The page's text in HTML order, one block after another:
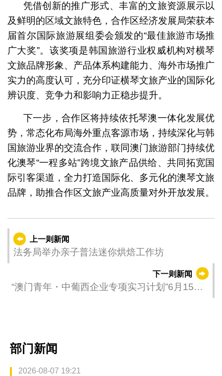
凭借创新的推广形式、丰富的文旅资源展示以
及鲜明的区域文旅特色，合作区经济发展局荣获本
届首尔国际旅游展组委会颁发的“最佳旅游市场推
广大奖”。该奖项是韩国旅游行业权威机构对横琴
文旅品牌形象、产品体系构建能力、海外市场推广
实力的高度认可，充分印证横琴文旅产业的国际化
辨识度、竞争力和影响力正稳步提升。
下一步，合作区将持续依托琴澳一体化发展优
势，常态化布局海外重点客源市场，持续深化与韩
国旅游业界的交流合作，联同澳门旅游部门持续优
化澳琴“一程多站”跨境文旅产品供给、共同拓宽国
际引客渠道，全力打造国际化、多元化的澳琴文旅
品牌，助推合作区文旅产业高质量对外开放发展。
上一则新闻
法务局举办亲子普法迷你烘焙工作坊
下一则新闻
“澳门青年・中葡西企业专项实习计划”6月15日
部门新闻
2026-08-07 19:21